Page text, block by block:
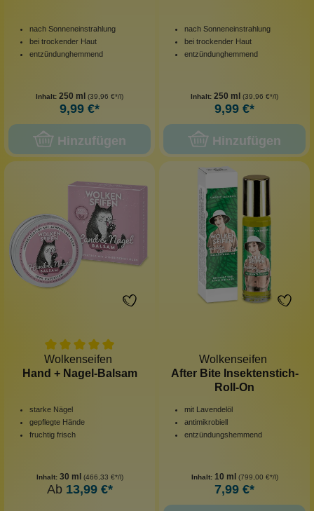
nach Sonneneinstrahlung
bei trockender Haut
entzündunghemmend
Inhalt: 250 ml (39,96 €*/l)
9,99 €*
Hinzufügen
nach Sonneneinstrahlung
bei trockender Haut
entzündunghemmend
Inhalt: 250 ml (39,96 €*/l)
9,99 €*
Hinzufügen
Wolkenseifen
Hand + Nagel-Balsam
starke Nägel
gepflegte Hände
fruchtig frisch
Inhalt: 30 ml (466,33 €*/l)
Ab 13,99 €*
Wolkenseifen
After Bite Insektenstich-
Roll-On
mit Lavendelöl
antimikrobiell
entzündungshemmend
Inhalt: 10 ml (799,00 €*/l)
7,99 €*